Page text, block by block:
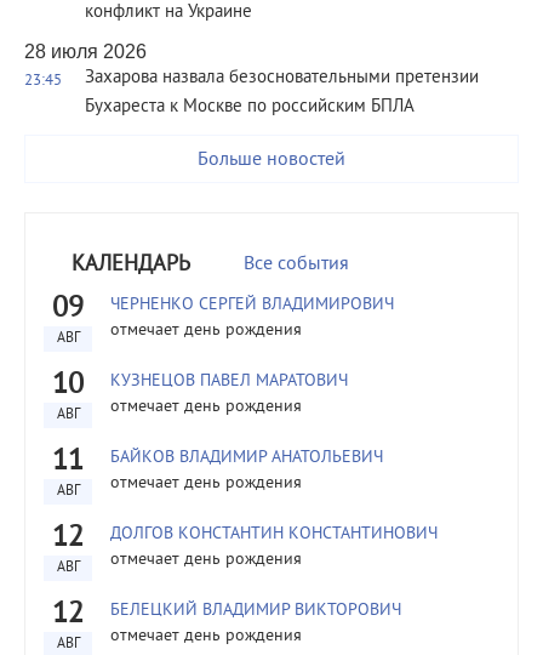
конфликт на Украине
28 июля 2026
23:45
Захарова назвала безосновательными претензии
Бухареста к Москве по российским БПЛА
Больше новостей
КАЛЕНДАРЬ Все события
09
АВГ
ЧЕРНЕНКО СЕРГЕЙ ВЛАДИМИРОВИЧ
отмечает день рождения
10
АВГ
КУЗНЕЦОВ ПАВЕЛ МАРАТОВИЧ
отмечает день рождения
11
АВГ
БАЙКОВ ВЛАДИМИР АНАТОЛЬЕВИЧ
отмечает день рождения
12
АВГ
ДОЛГОВ КОНСТАНТИН КОНСТАНТИНОВИЧ
отмечает день рождения
12
АВГ
БЕЛЕЦКИЙ ВЛАДИМИР ВИКТОРОВИЧ
отмечает день рождения